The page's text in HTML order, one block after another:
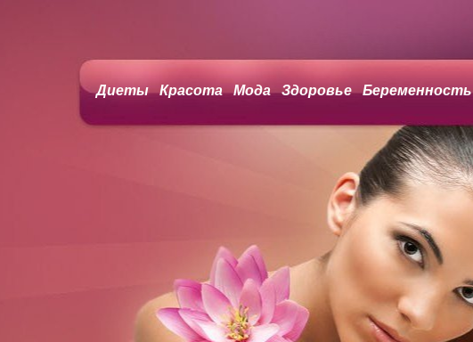
Диеты Красота Мода Здоровье Беременность